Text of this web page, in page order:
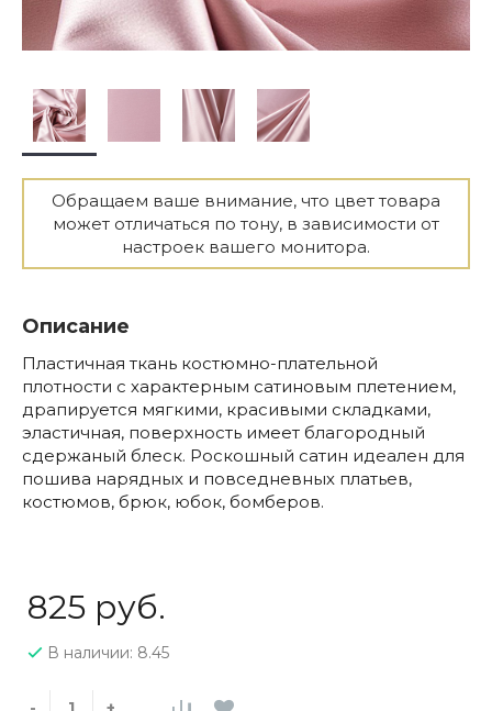
Обращаем ваше внимание, что цвет товара
может отличаться по тону, в зависимости от
настроек вашего монитора.
Описание
Пластичная ткань костюмно-плательной
плотности с характерным сатиновым плетением,
драпируется мягкими, красивыми складками,
эластичная, поверхность имеет благородный
сдержаный блеск. Роскошный сатин идеален для
пошива нарядных и повседневных платьев,
костюмов, брюк, юбок, бомберов.
825 руб.
В наличии: 8.45